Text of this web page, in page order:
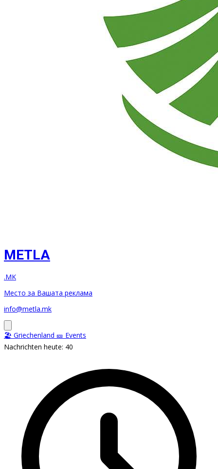
METLA
.MK
Место за Вашата реклама
info@metla.mk
🏖️ Griechenland 🎫 Events
Nachrichten heute: 40